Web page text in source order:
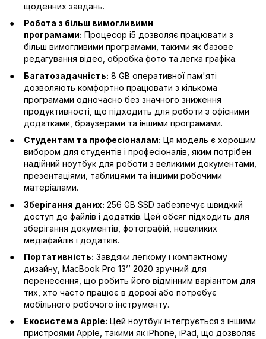
щоденних завдань.
Робота з більш вимогливими
програмами: Процесор i5 дозволяє працювати з
більш вимогливими програмами, такими як базове
редагування відео, обробка фото та легка графіка.
Багатозадачність: 8 GB оперативної пам'яті
дозволяють комфортно працювати з кількома
програмами одночасно без значного зниження
продуктивності, що підходить для роботи з офісними
додатками, браузерами та іншими програмами.
Студентам та професіоналам: Ця модель є хорошим
вибором для студентів і професіоналів, яким потрібен
надійний ноутбук для роботи з великими документами,
презентаціями, таблицями та іншими робочими
матеріалами.
Зберігання даних: 256 GB SSD забезпечує швидкий
доступ до файлів і додатків. Цей обсяг підходить для
зберігання документів, фотографій, невеликих
медіафайлів і додатків.
Портативність: Завдяки легкому і компактному
дизайну, MacBook Pro 13’’ 2020 зручний для
перенесення, що робить його відмінним варіантом для
тих, хто часто працює в дорозі або потребує
мобільного робочого інструменту.
Екосистема Apple: Цей ноутбук інтегрується з іншими
пристроями Apple, такими як iPhone, iPad, що дозволяє